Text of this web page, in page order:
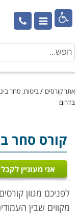

אתר קורסים /ביטוח, סחר
בדרום
קורס סחר
אני מעוניין
לפניכם מגוון
מקווים שבין